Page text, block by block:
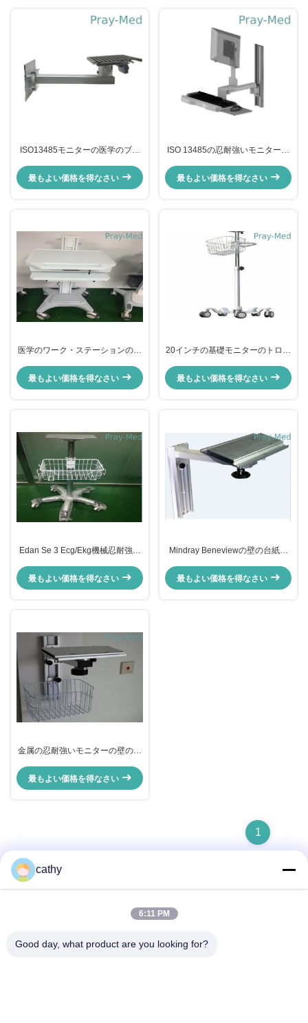
ISO13485モニターの医学のブラ
調節した
最もよい価格を得なさい
ISO 13485の忍耐強いモニターの
最もよい価格を得なさい
医学のワーク・ステーションの忍
プトップ コンピュータのカート
最もよい価格を得なさい
20インチの基礎モニターのトロリ
モニターの立場
最もよい価格を得なさい
Edan Se 3 Ecg/Ekg機械忍耐強い
のモニターの立場
最もよい価格を得なさい
Mindray Beneviewの壁の台紙の
載量
最もよい価格を得なさい
金属の忍耐強いモニターの壁の台
モニターの立場
最もよい価格を得なさい
1
アドレス
cathy
6:11 PM
Good day, what product are you looking for?